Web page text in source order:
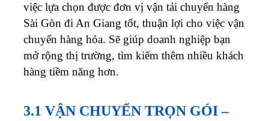
việc lựa chọn được đơn vị vận tải chuyển hàng
Sài Gòn đi An Giang tốt, thuận lợi cho việc vận
chuyển hàng hóa. Sẽ giúp doanh nghiệp bạn
mở rộng thị trường, tìm kiếm thêm nhiều khách
hàng tiềm năng hơn.
3.1 VẬN CHUYỂN TRỌN GÓI –